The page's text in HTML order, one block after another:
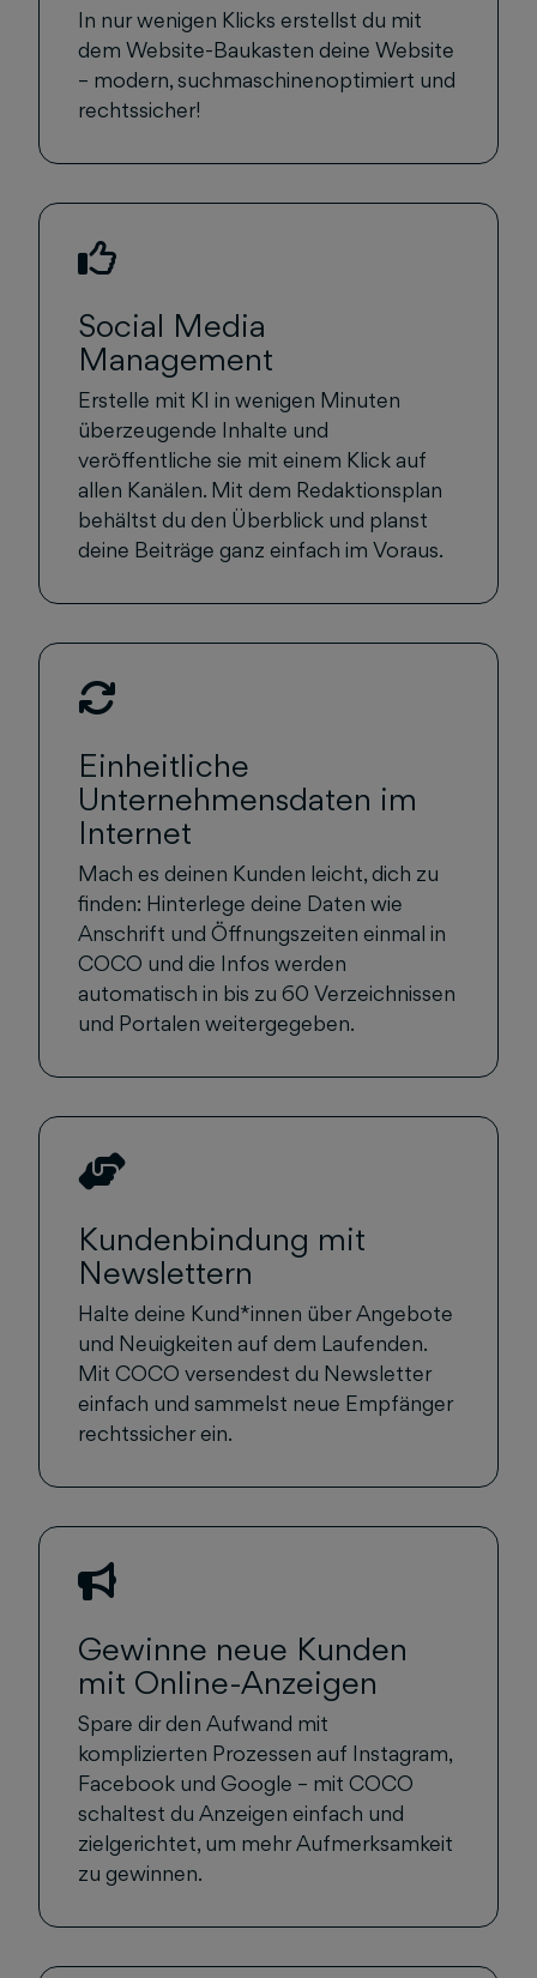
In nur wenigen Klicks erstellst du mit
dem Website-Baukasten deine Website
– modern, suchmaschinenoptimiert und
rechtssicher!
Social Media
Management
Erstelle mit KI in wenigen Minuten
überzeugende Inhalte und
veröffentliche sie mit einem Klick auf
allen Kanälen. Mit dem Redaktionsplan
behältst du den Überblick und planst
deine Beiträge ganz einfach im Voraus.
Einheitliche
Unternehmensdaten im
Internet
Mach es deinen Kunden leicht, dich zu
finden: Hinterlege deine Daten wie
Anschrift und Öffnungszeiten einmal in
COCO und die Infos werden
automatisch in bis zu 60 Verzeichnissen
und Portalen weitergegeben.
Kundenbindung mit
Newslettern
Halte deine Kund*innen über Angebote
und Neuigkeiten auf dem Laufenden.
Mit COCO versendest du Newsletter
einfach und sammelst neue Empfänger
rechtssicher ein.
Gewinne neue Kunden
mit Online-Anzeigen
Spare dir den Aufwand mit
komplizierten Prozessen auf Instagram,
Facebook und Google – mit COCO
schaltest du Anzeigen einfach und
zielgerichtet, um mehr Aufmerksamkeit
zu gewinnen.